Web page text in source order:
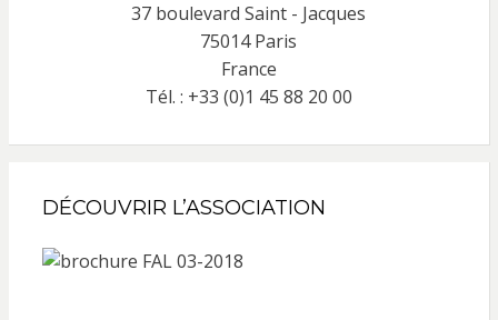
37 boulevard Saint - Jacques
75014 Paris
France
Tél. : +33 (0)1 45 88 20 00
DÉCOUVRIR L’ASSOCIATION